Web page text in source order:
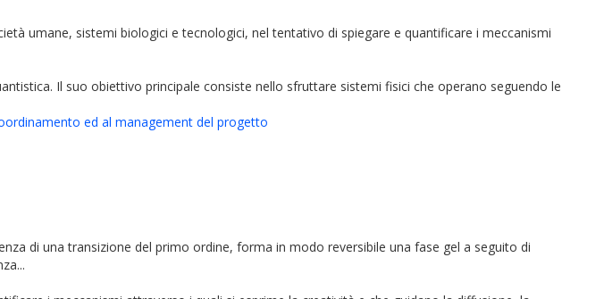
umane, sistemi biologici e tecnologici, nel tentativo di spiegare e quantificare i meccanismi
Il suo obiettivo principale consiste nello sfruttare sistemi fisici che operano seguendo le
ed al management del progetto
di una transizione del primo ordine, forma in modo reversibile una fase gel a seguito di